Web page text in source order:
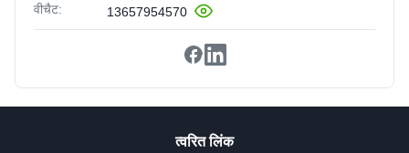
वीचैट: 13657954570
त्वरित लिंक